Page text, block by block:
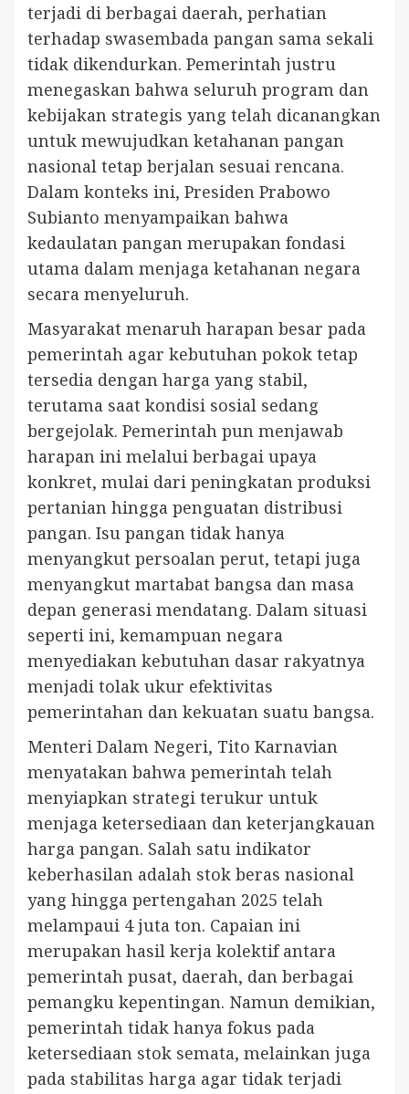
terjadi di berbagai daerah, perhatian
terhadap swasembada pangan sama sekali
tidak dikendurkan. Pemerintah justru
menegaskan bahwa seluruh program dan
kebijakan strategis yang telah dicanangkan
untuk mewujudkan ketahanan pangan
nasional tetap berjalan sesuai rencana.
Dalam konteks ini, Presiden Prabowo
Subianto menyampaikan bahwa
kedaulatan pangan merupakan fondasi
utama dalam menjaga ketahanan negara
secara menyeluruh.
Masyarakat menaruh harapan besar pada
pemerintah agar kebutuhan pokok tetap
tersedia dengan harga yang stabil,
terutama saat kondisi sosial sedang
bergejolak. Pemerintah pun menjawab
harapan ini melalui berbagai upaya
konkret, mulai dari peningkatan produksi
pertanian hingga penguatan distribusi
pangan. Isu pangan tidak hanya
menyangkut persoalan perut, tetapi juga
menyangkut martabat bangsa dan masa
depan generasi mendatang. Dalam situasi
seperti ini, kemampuan negara
menyediakan kebutuhan dasar rakyatnya
menjadi tolak ukur efektivitas
pemerintahan dan kekuatan suatu bangsa.
Menteri Dalam Negeri, Tito Karnavian
menyatakan bahwa pemerintah telah
menyiapkan strategi terukur untuk
menjaga ketersediaan dan keterjangkauan
harga pangan. Salah satu indikator
keberhasilan adalah stok beras nasional
yang hingga pertengahan 2025 telah
melampaui 4 juta ton. Capaian ini
merupakan hasil kerja kolektif antara
pemerintah pusat, daerah, dan berbagai
pemangku kepentingan. Namun demikian,
pemerintah tidak hanya fokus pada
ketersediaan stok semata, melainkan juga
pada stabilitas harga agar tidak terjadi